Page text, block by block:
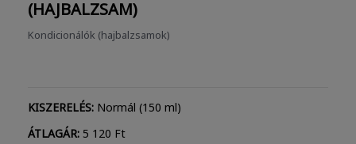
(HAJBALZSAM)
Kondicionálók (hajbalzsamok)
KISZERELÉS: Normál (150 ml)
ÁTLAGÁR: 5 120 Ft